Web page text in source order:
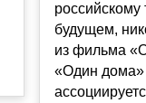
будущем,
из фильма
«Один дома»